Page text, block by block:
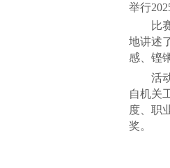
举行
比赛
地讲述
感、铿
活动
自机关
度、职
奖。